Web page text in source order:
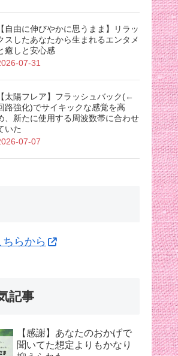
【自由に伸びやかに思うまま】リラッ
スしたあなたから生まれるエンタメ
癒しと安心感
07-31
【太陽フレア】フラッシュバック(←
路強化)でサイキックな感覚を高
、新たに使用する周波数帯に合わせ
いた
07-07
らから
記事
【感謝】あなたのおかげで
聞いてた想定よりもかなり